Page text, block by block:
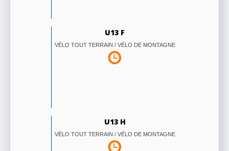
U13 F
VÉLO TOUT TERRAIN / VÉLO DE MONTAGNE
U13 H
VÉLO TOUT TERRAIN / VÉLO DE MONTAGNE